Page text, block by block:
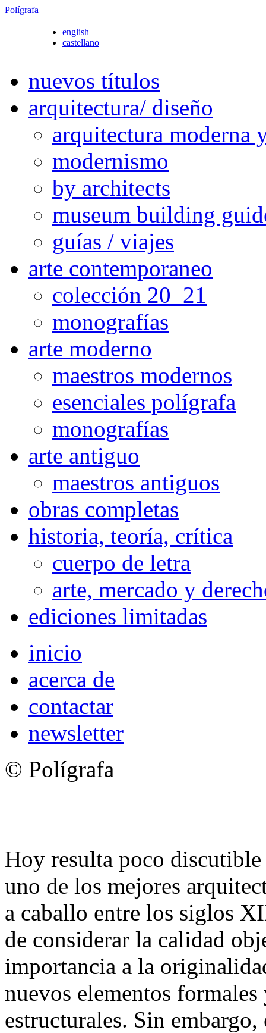
Polígrafa
english
castellano
nuevos títulos
arquitectura/ diseño
arquitectura moderna
modernismo
by architects
museum building
guías / viajes
arte contemporaneo
colección 20_21
monografías
arte moderno
maestros modernos
esenciales polígrafa
monografías
arte antiguo
maestros antiguos
obras completas
historia, teoría, crítica
cuerpo de letra
arte, mercado y
ediciones limitadas
inicio
acerca de
contactar
newsletter
© Polígrafa
Hoy resulta poco
uno de los mejores
a caballo entre los siglos
de considerar la calidad
importancia a la
nuevos elementos formales
estructurales. Sin